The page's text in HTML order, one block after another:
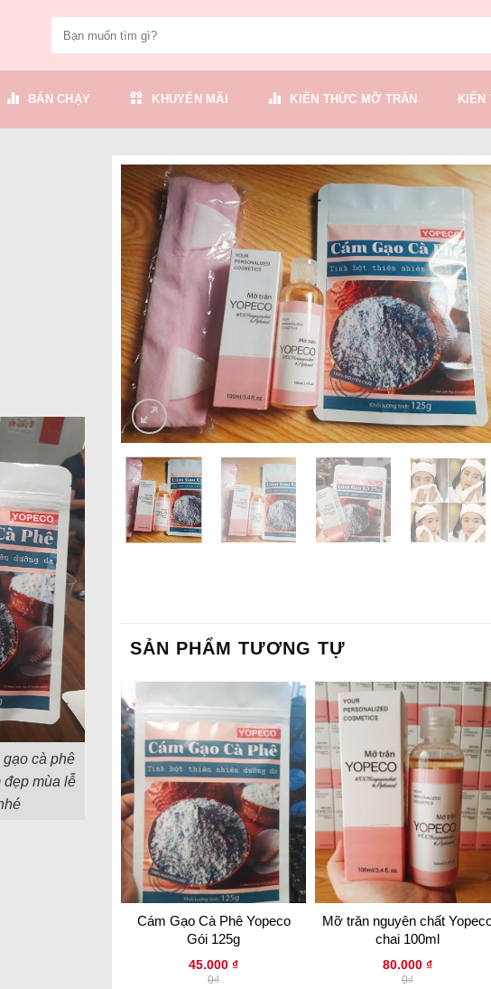
BÁN CHẠY KHUYẾN MÃI KIẾN THỨC MỠ TRĂN
gạo cà phê
đẹp mùa lễ
é
SẢN PHẨM TƯƠNG TỰ
Cám Gạo Cà Phê Yopeco
Gói 125g
45.000 ₫
0₫
Mỡ trăn nguyên chất
chai 100ml
80.000 ₫
0₫